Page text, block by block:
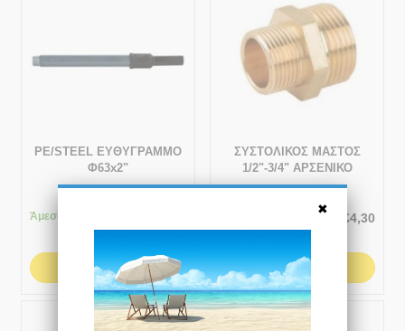
PE/STEEL ΕΥΘΥΓΡΑΜΜΟ
Φ63x2"
Άμεσα
ΑΓΟΡΆ
ΣΥΣΤΟΛΙΚΟΣ ΜΑΣΤΟΣ
1/2"-3/4" ΑΡΣΕΝΙΚΟ
€4,30
ΑΓΟΡΆ
#5 Best Sellerⓘ